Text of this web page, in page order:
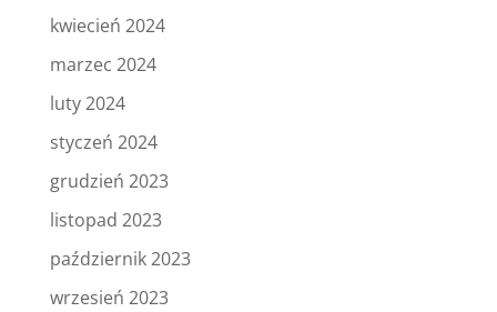
kwiecień 2024
marzec 2024
luty 2024
styczeń 2024
grudzień 2023
listopad 2023
październik 2023
wrzesień 2023